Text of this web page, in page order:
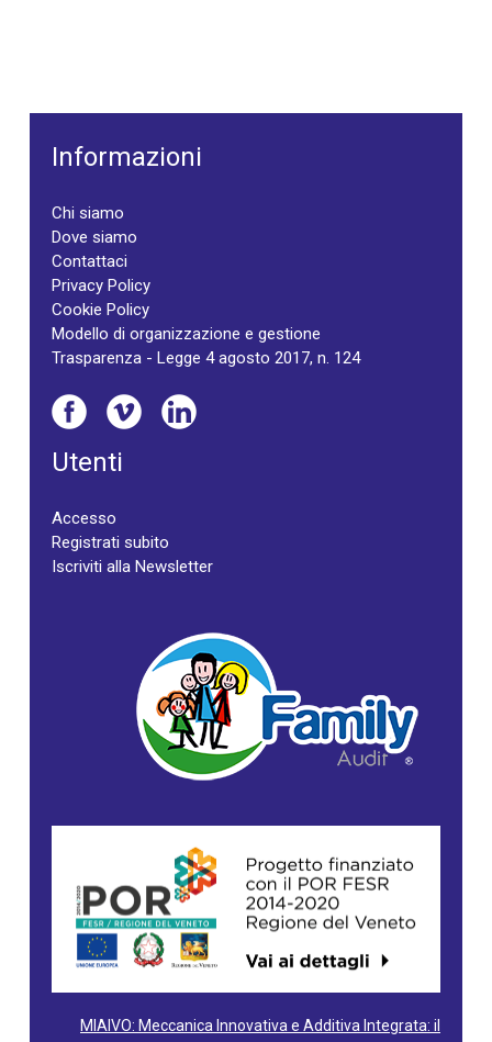
Informazioni
Chi siamo
Dove siamo
Contattaci
Privacy Policy
Cookie Policy
Modello di organizzazione e gestione
Trasparenza - Legge 4 agosto 2017, n. 124
Utenti
Accesso
Registrati subito
Iscriviti alla Newsletter
MIAIVO: Meccanica Innovativa e Additiva Integrata: il